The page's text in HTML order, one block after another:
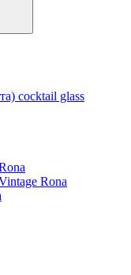
cocktail glass
Rona